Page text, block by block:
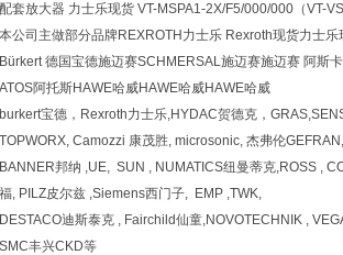
配套放大器 力士乐现货 VT-MSPA1-2X/F5/000/000（VT-
本公司主做部分品牌REXROTH力士乐 Rexroth现货力士
Bürkert 德国宝德施迈赛SCHMERSAL施迈赛施迈赛 阿斯
ATOS阿托斯HAWE哈威HAWE哈威HAWE哈威
burkert宝德，Rexroth力士乐,HYDAC贺德克，
TOPWORX, Camozzi 康茂胜, microsonic, 杰弗伦
BANNER邦纳 ,UE, SUN , NUMATICS纽曼蒂克,ROSS ,
福, PILZ皮尔兹 ,Siemens西门子, EMP ,TWK,
DESTACO迪斯泰克 , Fairchild仙童,NOVOTECHNIK ,
SMC丰兴CKD等